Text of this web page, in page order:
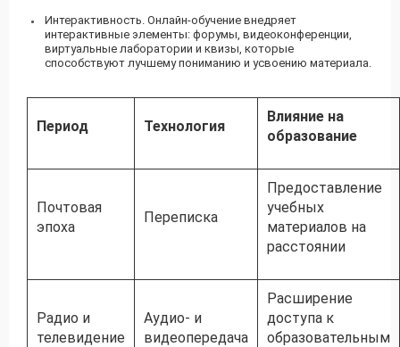
Интерактивность. Онлайн-обучение внедряет
интерактивные элементы: форумы, видеоконференции,
виртуальные лаборатории и квизы, которые
способствуют лучшему пониманию и усвоению материала.
Период Технология
Влияние на
образование
Почтовая
эпоха
Переписка
Предоставление
учебных
материалов на
расстоянии
Радио и
телевидение
Аудио- и
видеопередача
Расширение
доступа к
образовательным